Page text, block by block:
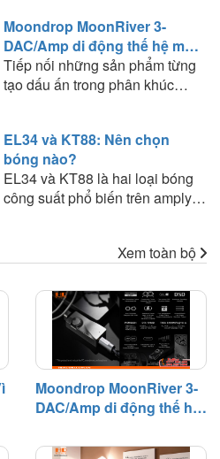
Moondrop MoonRiver 3-
DAC/Amp di động thế hệ mới
đáng chú ý
Tiếp nối những sản phẩm từng
tạo dấu ấn trong phân khúc
mới được định hướng cho nhu
cầu nghe nhạc chất lượng cao
trên các thiết bị hiện đại. Sản
phẩm gây chú ý nhờ thiết kế nhỏ
bằng giữa hiệu năng và tính tiện
EL34 và KT88: Nên chọn
bóng nào?
EL34 và KT88 là hai loại bóng
công suất phổ biến trên amply
phối ghép và lựa chọn loại bóng
nhạc.
Xem toàn bộ
Moondrop MoonRiver 3-
DAC/Amp di động thế hệ